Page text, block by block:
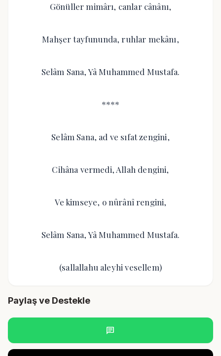
Gönüller mimârı, canlar cânânı,
Mahşer tayfununda, ruhlar mekânı,
Selâm Sana, Yâ Muhammed Mustafa.
****
Selâm Sana, ad ve sıfat zengini,
Cihâna vermedi, Allah dengini,
Ve kimseye, o nûrânî rengini,
Selâm Sana, Yâ Muhammed Mustafa.
(sallallahu aleyhi vesellem)
Paylaş ve Destekle
chat